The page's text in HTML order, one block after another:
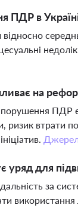
ПДР в
на
ПДР
втрати
уряд для
за
використання